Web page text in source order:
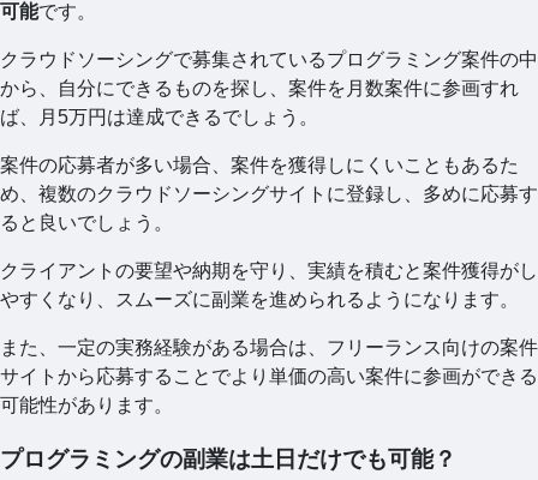
可能です。
クラウドソーシングで募集されているプログラミング案件の中
から、自分にできるものを探し、案件を月数案件に参画すれ
ば、月5万円は達成できるでしょう。
案件の応募者が多い場合、案件を獲得しにくいこともあるた
め、複数のクラウドソーシングサイトに登録し、多めに応募す
ると良いでしょう。
クライアントの要望や納期を守り、実績を積むと案件獲得がし
やすくなり、スムーズに副業を進められるようになります。
また、一定の実務経験がある場合は、フリーランス向けの案件
サイトから応募することでより単価の高い案件に参画ができる
可能性があります。
プログラミングの副業は土日だけでも可能？